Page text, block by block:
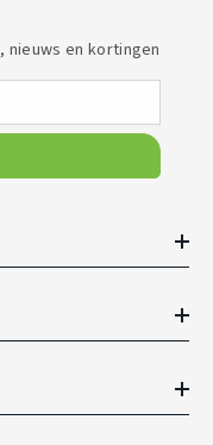
nieuws en kortingen